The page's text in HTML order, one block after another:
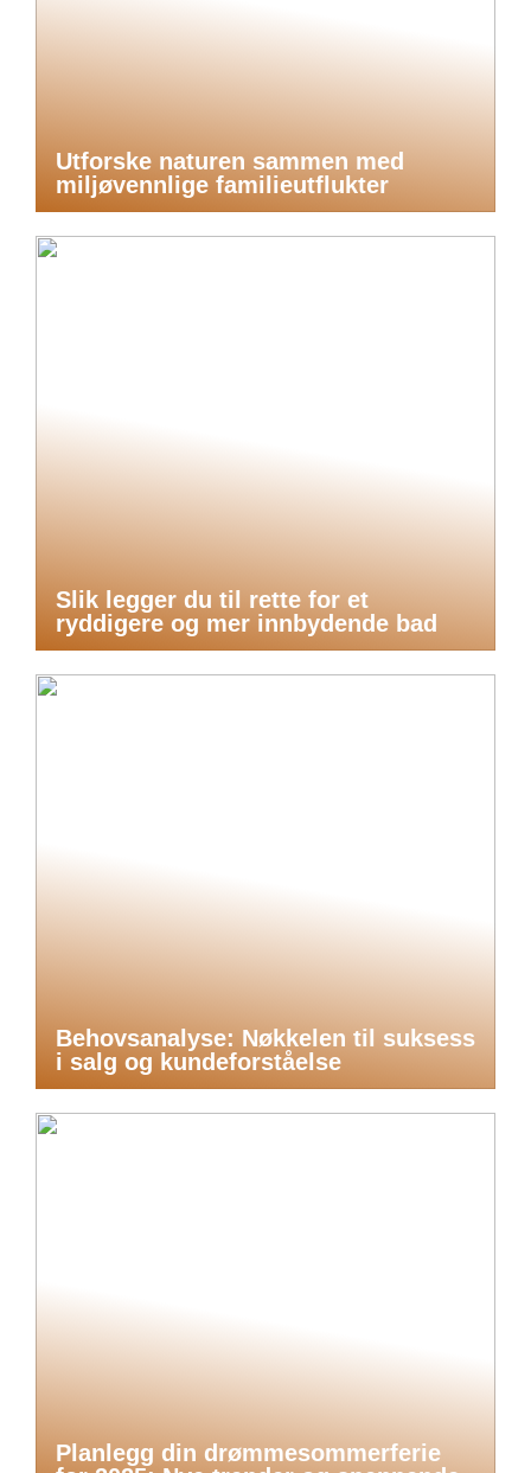
Utforske naturen sammen med
miljøvennlige familieutflukter
Slik legger du til rette for et
ryddigere og mer innbydende bad
Behovsanalyse: Nøkkelen til suksess
i salg og kundeforståelse
Planlegg din drømmesommerferie